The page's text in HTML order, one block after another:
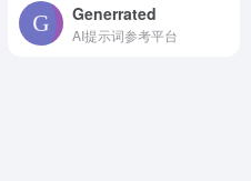
Generrated
AI提示词参考平台